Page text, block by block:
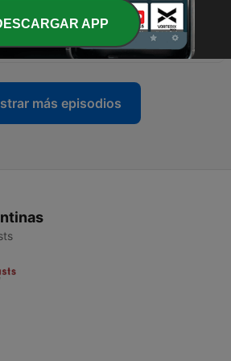
asesinato del profeta mormón
más episodios
APP